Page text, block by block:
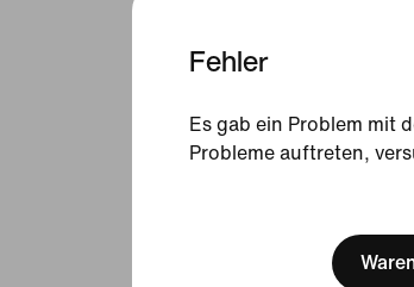
Fehler
Es gab ein Problem mit
Probleme auftreten,